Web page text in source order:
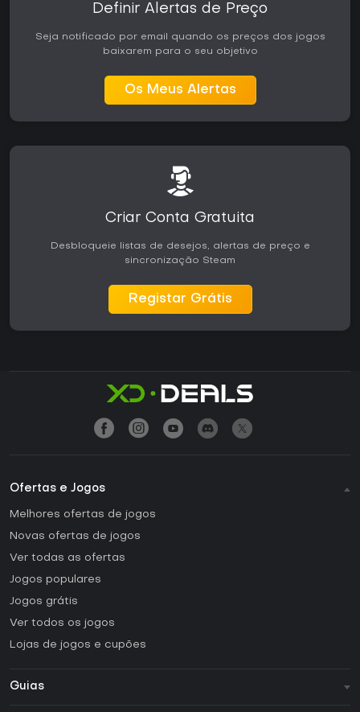
Definir Alertas de Preço
Seja notificado por email quando os preços dos jogos
baixarem para o seu objetivo
Os Meus Alertas
Criar Conta Gratuita
Desbloqueie listas de desejos, alertas de preço e
sincronização Steam
Registar Grátis
Ofertas e Jogos
Melhores ofertas de jogos
Novas ofertas de jogos
Ver todas as ofertas
Jogos populares
Jogos grátis
Ver todos os jogos
Lojas de jogos e cupões
Guias